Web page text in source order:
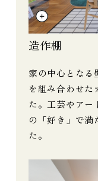
造作棚
家の中心となる
を組み合わせた
た。工芸やア
の「好き」で満
た。